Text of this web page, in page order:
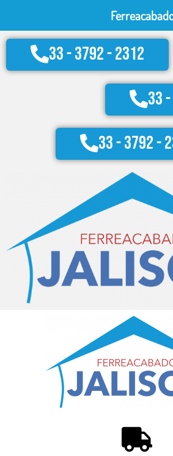
contenido
33 - 3792 - 2312
33
33 - 3792 -